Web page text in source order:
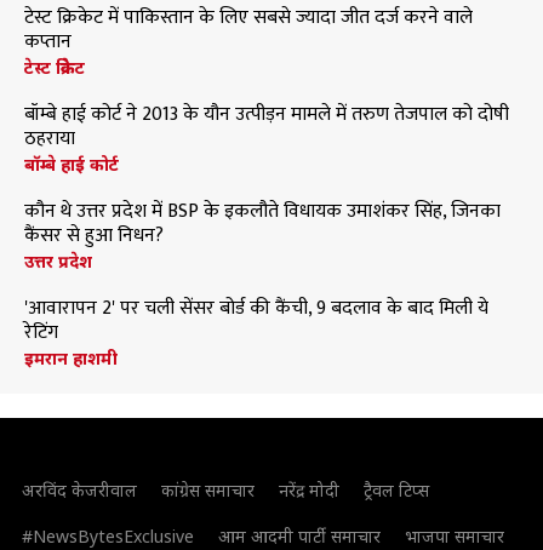
टेस्ट क्रिकेट में पाकिस्तान के लिए सबसे ज्यादा जीत दर्ज करने वाले
कप्तान
टेस्ट क्रिकेट
बॉम्बे हाई कोर्ट ने 2013 के यौन उत्पीड़न मामले में तरुण तेजपाल को दोषी
ठहराया
बॉम्बे हाई कोर्ट
कौन थे उत्तर प्रदेश में BSP के इकलौते विधायक उमाशंकर सिंह, जिनका
कैंसर से हुआ निधन?
उत्तर प्रदेश
'आवारापन 2' पर चली सेंसर बोर्ड की कैंची, 9 बदलाव के बाद मिली ये
रेटिंग
इमरान हाशमी
अरविंद केजरीवाल कांग्रेस समाचार नरेंद्र मोदी
ट्रैवल टिप्स
#NewsBytesExclusive
आम आदमी पार्टी समाचार भाजपा समाचार